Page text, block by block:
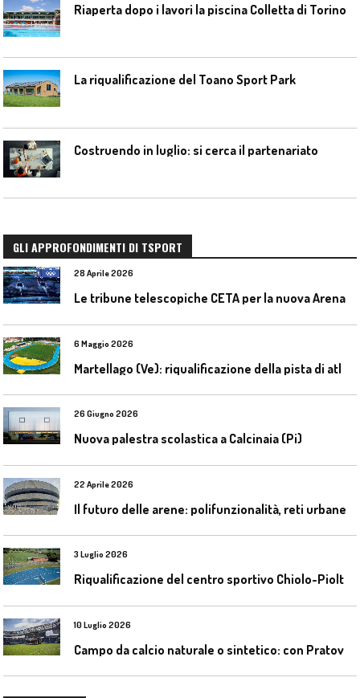
Riaperta dopo i lavori la piscina Colletta di Torino
La riqualificazione del Toano Sport Park
Costruendo in luglio: si cerca il partenariato
GLI APPROFONDIMENTI DI TSPORT
28 Aprile 2026
6 Maggio 2026
26 Giugno 2026
Nuova palestra scolastica a Calcinaia (Pi)
22 Aprile 2026
3 Luglio 2026
10 Luglio 2026